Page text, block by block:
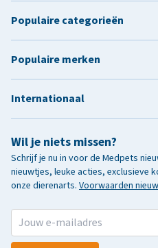
Wil je niets missen?
Schrijf je nu in voor de Medpets
nieuwtjes, leuke acties, exclusieve
onze dierenarts. Voorwaarden
Populaire categorieën
Populaire merken
Internationaal